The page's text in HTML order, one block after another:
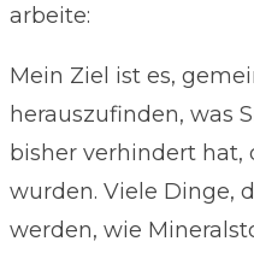
arbeite:
Mein Ziel ist es,
herauszufinden, was
bisher verhindert hat,
wurden. Viele Dinge,
werden, wie